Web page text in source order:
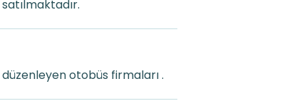
otobüs firmaları .